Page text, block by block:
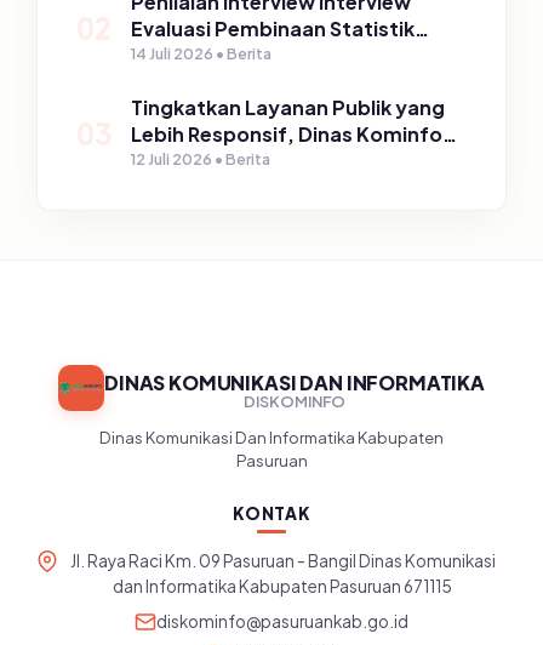
Evaluasi Pembinaan Statistik
Sektoral Kabupaten Pasuruan
14 Juli 2026 • Berita
Tingkatkan Layanan Publik yang
Lebih Responsif, Dinas Kominfo
Gelar Sosialisasi SP4N Lapor di
12 Juli 2026 • Berita
DINAS KOMUNIKASI DAN INFORMATIKA
DISKOMINFO
Dinas Komunikasi Dan Informatika Kabupaten
Pasuruan
KONTAK
Jl. Raya Raci Km. 09 Pasuruan - Bangil Dinas Komunikasi
dan Informatika Kabupaten Pasuruan 671115
diskominfo@pasuruankab.go.id